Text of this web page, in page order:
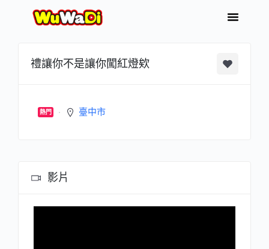
禮讓你不是讓你闖紅燈欸
熱門 臺中市
影片